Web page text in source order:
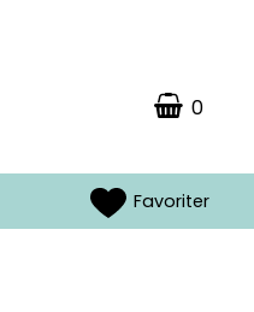
0
Favoriter